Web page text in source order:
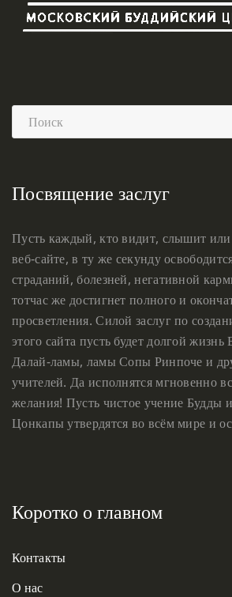
Посвящение заслуг
Пусть каждый, кто видит, слышит или
веб-сайте, в ту же секунду
страданий, болезней, негативной
тотчас же достигнет полного и
просветления. Силой заслуг по
этого сайта пусть будет долгой
Далай-ламы, ламы Сопы Ринпоче и
учителей. Да исполнятся мгновенно
желания! Пусть чистое учение Будды
Цонкапы утвердятся во всём мире и
Коротко о главном
Контакты
О нас